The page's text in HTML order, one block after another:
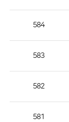
호,
584
583
582
581